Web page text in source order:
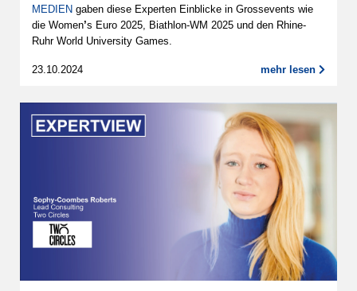
MEDIEN gaben diese Experten Einblicke in Grossevents wie
die Women’s Euro 2025, Biathlon-WM 2025 und den Rhine-
Ruhr World University Games.
23.10.2024 mehr lesen